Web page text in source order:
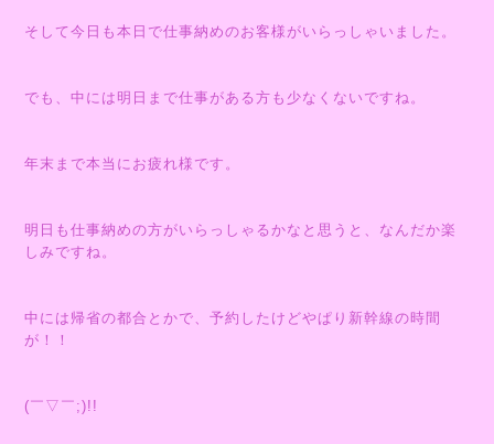
そして今日も本日で仕事納めのお客様がいらっしゃいました。
でも、中には明日まで仕事がある方も少なくないですね。
年末まで本当にお疲れ様です。
明日も仕事納めの方がいらっしゃるかなと思うと、なんだか楽
しみですね。
中には帰省の都合とかで、予約したけどやぱり新幹線の時間
が！！
(￣▽￣;)!!